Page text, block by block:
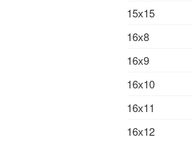
15х15
16х8
16х9
16х10
16х11
16х12